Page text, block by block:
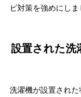
ビ対策を強めにしま
設置された洗
洗濯機が設置され